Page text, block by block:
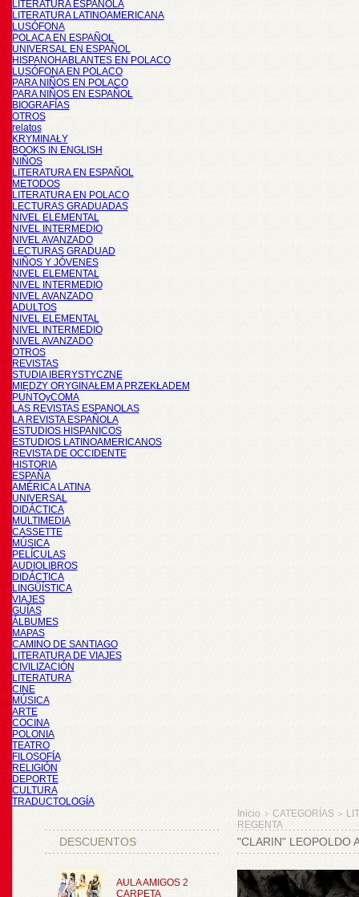
LITERATURA ESPAÑOLA
LITERATURA LATINOAMERICANA
LUSÓFONA
POLACA EN ESPAÑOL
UNIVERSAL EN ESPAÑOL
HISPANOHABLANTES EN POLACO
LUSÓFONA EN POLACO
PARA NIÑOS EN POLACO
PARA NIÑOS EN ESPAÑOL
BIOGRAFÍAS
OTROS
relatos
KRYMINAŁY
BOOKS IN ENGLISH
NIÑOS
LITERATURA EN ESPAÑOL
METODOS
LITERATURA EN POLACO
LECTURAS GRADUADAS
NIVEL ELEMENTAL
NIVEL INTERMEDIO
NIVEL AVANZADO
LECTURAS GRADUAD
NIÑOS Y JÓVENES
NIVEL ELEMENTAL
NIVEL INTERMEDIO
NIVEL AVANZADO
ADULTOS
NIVEL ELEMENTAL
NIVEL INTERMEDIO
NIVEL AVANZADO
OTROS
REVISTAS
STUDIA IBERYSTYCZNE
MIĘDZY ORYGINAŁEM A PRZEKŁADEM
PUNTOyCOMA
LAS REVISTAS ESPANOLAS
LA REVISTA ESPAÑOLA
ESTUDIOS HISPANICOS
ESTUDIOS LATINOAMERICANOS
REVISTA DE OCCIDENTE
HISTORIA
ESPAÑA
AMÉRICA LATINA
UNIVERSAL
DIDÁCTICA
MULTIMEDIA
CASSETTE
MÚSICA
PELÍCULAS
AUDIOLIBROS
DIDÁCTICA
LINGÜÍSTICA
VIAJES
GUÍAS
ÁLBUMES
MAPAS
CAMINO DE SANTIAGO
LITERATURA DE VIAJES
CIVILIZACIÓN
LITERATURA
CINE
MÚSICA
ARTE
COCINA
POLONIA
TEATRO
FILOSOFÍA
RELIGIÓN
DEPORTE
CULTURA
TRADUCTOLOGÍA
DESCUENTOS
AULA AMIGOS 2
CARPETA
Inicio > CATEGORÍAS >
REGENTA
"CLARIN" LEOPOLDO